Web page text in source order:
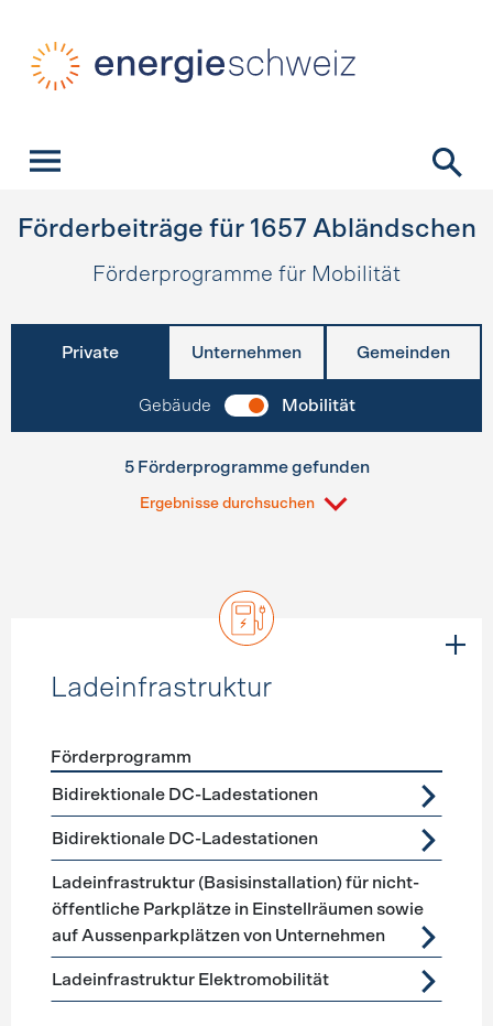
Förderbeiträge für 1657 Abländschen
Förderprogramme für Mobilität
Private Unternehmen Gemeinden
Gebäude Mobilität
5 Förderprogramme gefunden
Ergebnisse durchsuchen
Ladeinfrastruktur
Förderprogramme Ladeinfrastruktur
Förderprogramm
Bidirektionale DC-Ladestationen
Bidirektionale DC-Ladestationen
Ladeinfrastruktur (Basisinstallation) für nicht-
öffentliche Parkplätze in Einstellräumen sowie
auf Aussenparkplätzen von Unternehmen
Ladeinfrastruktur Elektromobilität